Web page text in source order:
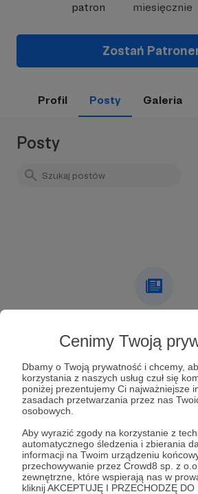
Cenimy Twoją
Dbamy o Twoją prywatność i chcemy,
korzystania z naszych usług czuł się
poniżej prezentujemy Ci najważniejsze
zasadach przetwarzania przez nas
osobowych.
Aby wyrazić zgody na korzystanie z
automatycznego śledzenia i zbierania
informacji na Twoim urządzeniu
przechowywanie przez Crowd8 sp. z
zewnętrzne, które wspierają nas w
kliknij AKCEPTUJĘ I PRZECHODZĘ DO
patron
miesięcznie
Zostań
Profil Posty Galeria
Posty
Autor nie dodał jeszcze